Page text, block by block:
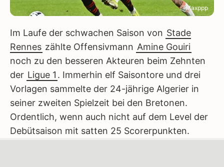
@Maxppp
Im Laufe der schwachen Saison von Stade
Rennes zählte Offensivmann Amine Gouiri
noch zu den besseren Akteuren beim Zehnten
der Ligue 1 . Immerhin elf Saisontore und drei
Vorlagen sammelte der 24-jährige Algerier in
seiner zweiten Spielzeit bei den Bretonen.
Ordentlich, wenn auch nicht auf dem Level der
Debütsaison mit satten 25 Scorerpunkten.